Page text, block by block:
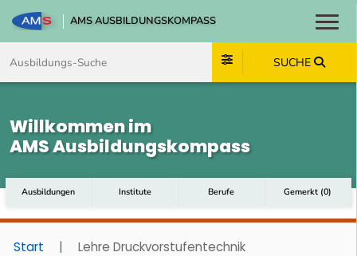
AMS AUSBILDUNGSKOMPASS
SUCHE
Willkommen im
AMS Ausbildungskompass
Ausbildungen Institute Berufe Gemerkt (0)
Start | Lehre Druckvorstufentechnik